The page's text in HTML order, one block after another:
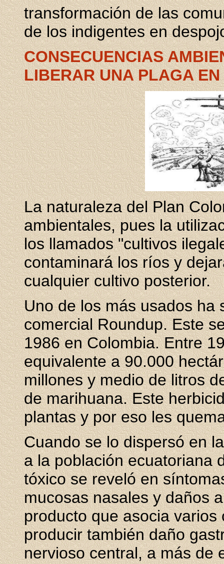
transformación de las
de los indigentes en
CONSECUENCIAS
LIBERAR UNA PLAGA
La naturaleza del Plan
ambientales, pues la
los llamados "cultivos
contaminará los ríos y
cualquier cultivo posterior.
Uno de los más usados ha
comercial Roundup. Este
1986 en Colombia. Entre
equivalente a 90.000
millones y medio de litros
de marihuana. Este
plantas y por eso les
Cuando se lo dispersó en
a la población ecuatoriana
tóxico se reveló en
mucosas nasales y daños
producto que asocia
producir también daño
nervioso central, a más de